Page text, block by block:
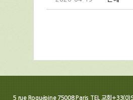
5 rue Roquépine 75008 Paris TEL 교회